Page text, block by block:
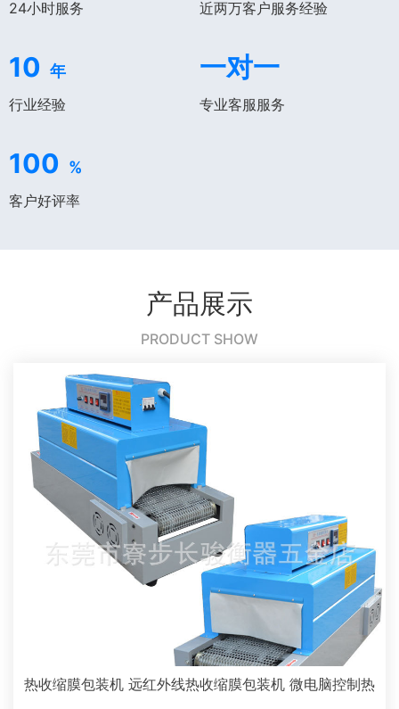
24小时服务 近两万客户服务经验
10 年
行业经验
一对一
专业客服服务
100 %
客户好评率
产品展示
PRODUCT SHOW
热收缩膜包装机 远红外线热收缩膜包装机 微电脑控制热